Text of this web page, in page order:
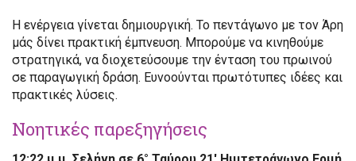
Η ενέργεια γίνεται δημιουργική. Το πεντάγωνο με τον Άρη
μάς δίνει πρακτική έμπνευση. Μπορούμε να κινηθούμε
στρατηγικά, να διοχετεύσουμε την ένταση του πρωινού
σε παραγωγική δράση. Ευνοούνται πρωτότυπες ιδέες και
πρακτικές λύσεις.
Νοητικές παρεξηγήσεις